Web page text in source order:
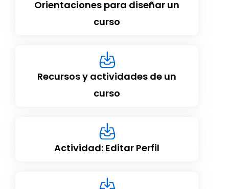
Orientaciones para diseñar un
curso
Recursos y actividades de un
curso
Actividad: Editar Perfil